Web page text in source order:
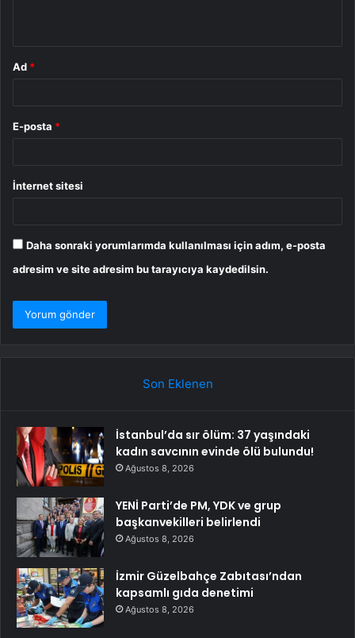
Ad *
E-posta *
İnternet sitesi
Daha sonraki yorumlarımda kullanılması için adım, e-posta
adresim ve site adresim bu tarayıcıya kaydedilsin.
Son Eklenen
İstanbul’da sır ölüm: 37 yaşındaki
kadın savcının evinde ölü bulundu!
Ağustos 8, 2026
YENİ Parti’de PM, YDK ve grup
başkanvekilleri belirlendi
Ağustos 8, 2026
İzmir Güzelbahçe Zabıtası’ndan
kapsamlı gıda denetimi
Ağustos 8, 2026